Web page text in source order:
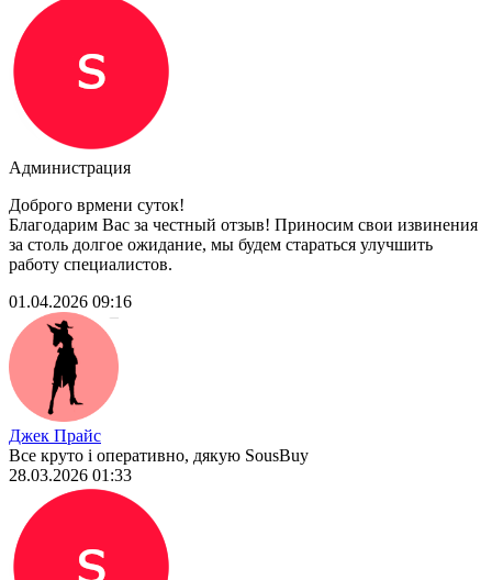
Администрация
Доброго врмени суток!
Благодарим Вас за честный отзыв! Приносим свои извинения
за столь долгое ожидание, мы будем стараться улучшить
работу специалистов.
01.04.2026 09:16
Джек Прайс
Все круто і оперативно, дякую SousBuy
28.03.2026 01:33